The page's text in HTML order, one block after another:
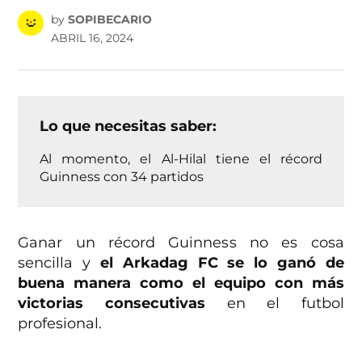
by SOPIBECARIO
ABRIL 16, 2024
Lo que necesitas saber:
Al momento, el Al-Hilal tiene el récord
Guinness con 34 partidos
Ganar un récord Guinness no es cosa
sencilla y el Arkadag FC se lo ganó de
buena manera como el equipo con más
victorias consecutivas en el futbol
profesional.